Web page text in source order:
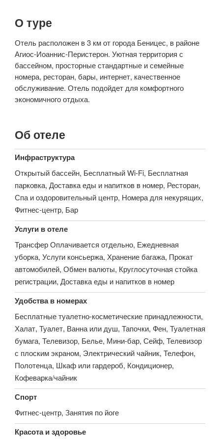
О туре
Отель расположен в 3 км от города Беницес, в районе
Агиос-Иоаннис-Перистерон. Уютная территория с
бассейном, просторные стандартные и семейные
номера, ресторан, бары, интернет, качественное
обслуживание. Отель подойдет для комфортного
экономичного отдыха.
Об отеле
Инфраструктура
Открытый бассейн, Бесплатный Wi-Fi, Бесплатная
парковка, Доставка еды и напитков в номер, Ресторан,
Спа и оздоровительный центр, Номера для некурящих,
Фитнес-центр, Бар
Услуги в отеле
Трансфер Оплачивается отдельно, Ежедневная
уборка, Услуги консьержа, Хранение багажа, Прокат
автомобилей, Обмен валюты, Круглосуточная стойка
регистрации, Доставка еды и напитков в номер
Удобства в номерах
Бесплатные туалетно-косметические принадлежности,
Халат, Туалет, Ванна или душ, Тапочки, Фен, Туалетная
бумага, Телевизор, Белье, Мини-бар, Сейф, Телевизор
с плоским экраном, Электрический чайник, Телефон,
Полотенца, Шкаф или гардероб, Кондиционер,
Кофеварка/чайник
Спорт
Фитнес-центр, Занятия по йоге
Красота и здоровье